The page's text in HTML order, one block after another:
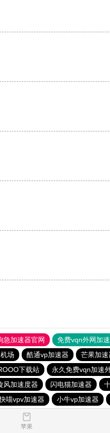
急加速器官网 免费vqn外网加速
场 酷通vp加速器 芒果加速
下载站 永久免费vqn加速
风加速度器 闪电猫加速器
喵vpv加速器 小牛vp加速器
苹果